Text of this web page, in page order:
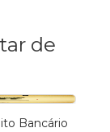
de
Bancário